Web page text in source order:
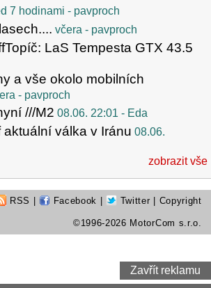
7 hodinami - pavproch
včera - pavproch
LaS Tempesta GTX 43.5
a vše okolo mobilních
- pavproch
///M2 08.06. 22:01 - Eda
aktuální válka v Iránu 08.06.
zobrazit vše
RSS Facebook Twitter | Copyright
©1996-2026 MotorCom s.r.o.
Zavřít reklamu